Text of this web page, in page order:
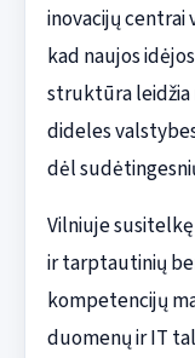
inovacijų centrai
kad naujos
struktūra leidžia
dideles
dėl
Vilniuje
ir tarptautinių
kompetencijų
duomenų ir IT